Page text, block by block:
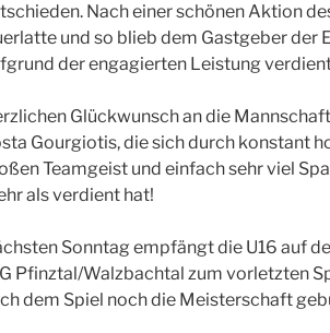
Nach einer schönen Aktion
und so blieb dem Gastgeber der
der engagierten Leistung
Glückwunsch an die
Gourgiotis, die sich durch konstant
Teamgeist und einfach sehr viel
als verdient hat!
Sonntag empfängt die U16 auf
Pfinztal/Walzbachtal zum vorletzten
dem Spiel noch die Meisterschaft